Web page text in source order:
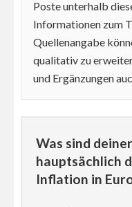
Poste unterhalb
Informationen zum
Quellenangabe
qualitativ zu
und Ergänzungen
Was sind
hauptsächlich
Inflation in